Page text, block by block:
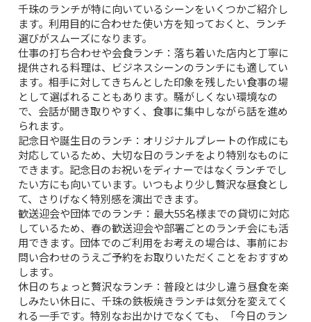
千珠のランチが特に向いているシーンをいくつかご紹介し
ます。利用目的に合わせた使い方を知っておくと、ランチ
選びがスムーズになります。
仕事の打ち合わせや会食ランチ ：落ち着いた店内と丁寧に
提供される料理は、ビジネスシーンのランチにも適してい
ます。相手に対してきちんとした印象を残したい食事の場
として選ばれることもあります。騒がしくない環境なの
で、会話が聞き取りやすく、食事に集中しながら話を進め
られます。
記念日や誕生日のランチ ：オリジナルプレートの作成にも
対応しているため、大切な日のランチをより特別なものに
できます。記念日のお祝いをディナーではなくランチでし
たい方にも向いています。いつもより少し贅沢な昼食とし
て、さりげなく特別感を演出できます。
歓送迎会や団体でのランチ ：最大55名様までの貸切に対応
しているため、春の歓送迎会や部署ごとのランチ会にも活
用できます。団体でのご利用をお考えの場合は、事前にお
問い合わせのうえご予約をお取りいただくことをおすすめ
します。
休日のちょっと贅沢なランチ ：普段とは少し違う昼食を楽
しみたい休日に、千珠の鉄板焼きランチは気分を変えてく
れる一手です。特別なお出かけでなくても、「今日のラン